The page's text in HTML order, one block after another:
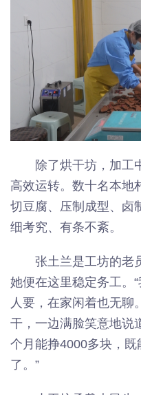
除了烘干坊，加工
高效运转。数十名本地
切豆腐、压制成型、卤
细考究、有条不紊。
张土兰是工坊的老
她便在这里稳定务工。
人要，在家闲着也无聊
干，一边满脸笑意地说
个月能挣4000多块，
了。”